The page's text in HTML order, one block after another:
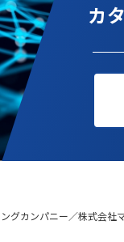
カ
グカンパニー／株式会社